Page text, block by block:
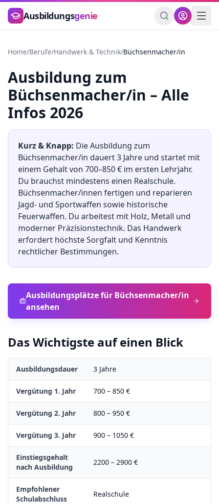
Zum Hauptinhalt springen
Ausbildungsgenie
Home/Berufe/Handwerk & Technik/Büchsenmacher/in
Ausbildung zum
Büchsenmacher/in – Alle
Infos 2026
Kurz & Knapp: Die Ausbildung zum
Büchsenmacher/in dauert3 Jahre und startet mit
einem Gehalt von 700–850€ im ersten Lehrjahr.
Du brauchst mindestens einen Realschule.
Büchsenmacher/innen fertigen und reparieren
Jagd- und Sportwaffen sowie historische
Feuerwaffen. Du arbeitest mit Holz, Metall und
moderner Präzisionstechnik. Das Handwerk
erfordert höchste Sorgfalt und Kenntnis
rechtlicher Bestimmungen.
Ausbildungsplätze für Büchsenmacher/in
ansehen
Das Wichtigste auf einen Blick
Ausbildungsdauer 3 Jahre
Vergütung 1. Jahr 700 – 850 €
Vergütung 2. Jahr 800 – 950 €
Vergütung 3. Jahr 900 – 1050 €
Einstiegsgehalt
nach Ausbildung
2200 – 2900 €
Empfohlener
Schulabschluss
Realschule